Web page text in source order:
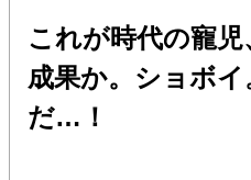
これが時代の寵
成果か。ショボ
だ…！